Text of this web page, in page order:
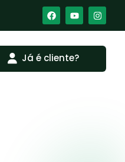
Já é cliente?